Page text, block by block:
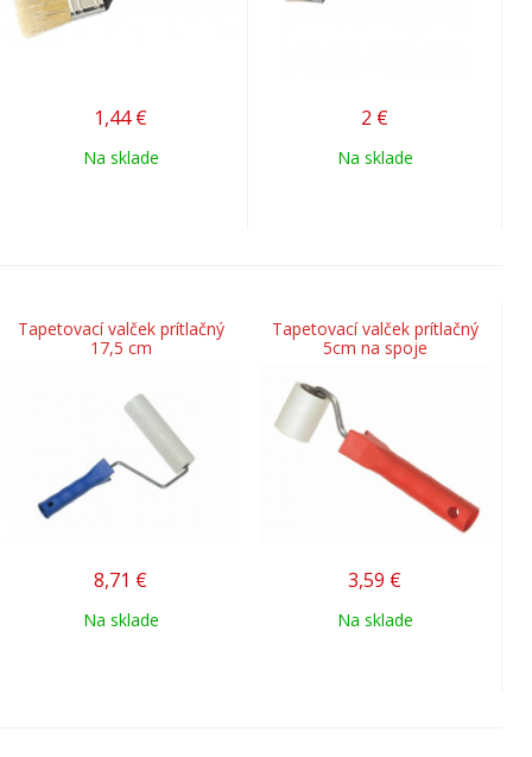
1,44 €
Na sklade
2 €
Na sklade
Tapetovací valček prítlačný
17,5 cm
8,71 €
Na sklade
Tapetovací valček prítlačný
5cm na spoje
3,59 €
Na sklade